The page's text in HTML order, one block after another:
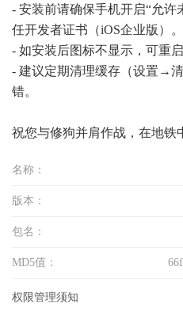
- 安装前请确保手机开启“允许
任开发者证书（iOS企业版）。
- 如安装后图标不显示，可重启
- 建议定期清理缓存（设置→
错。
祝您与修狗并肩作战，在地铁
名称：
版本：
包名：
MD5值：
权限管理须知